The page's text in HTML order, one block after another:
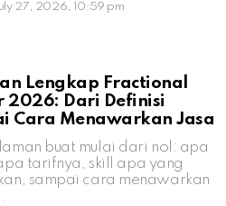
27, 2026, 10:59 pm
Lengkap Fractional
2026: Dari Definisi
Cara Menawarkan Jasa
buat mulai dari nol: apa
tarifnya, skill apa yang
sampai cara menawarkan